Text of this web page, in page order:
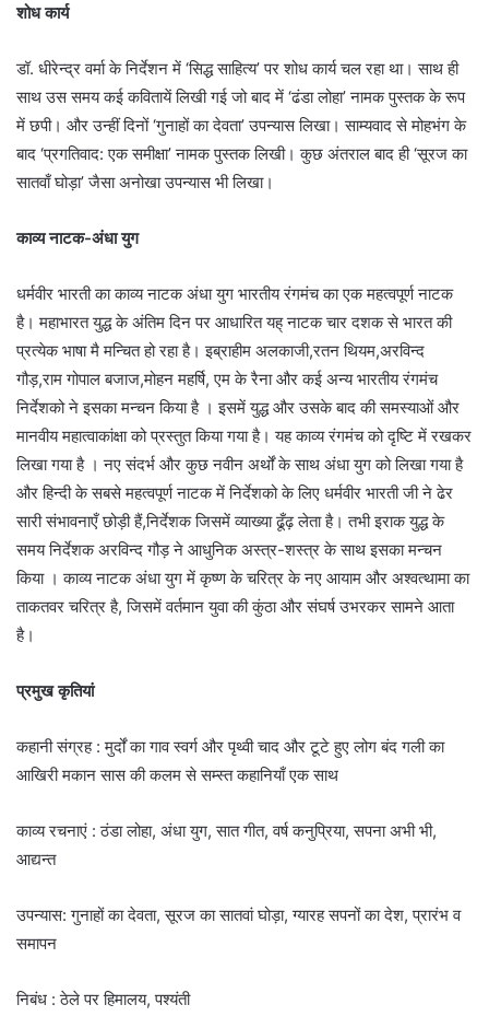
शोध कार्य
डॉ. धीरेन्द्र वर्मा के निर्देशन में ‘सिद्ध साहित्य’ पर शोध कार्य चल रहा था। साथ ही
साथ उस समय कई कवितायें लिखी गई जो बाद में ‘ढंडा लोहा’ नामक पुस्तक के रूप
में छपी। और उन्हीं दिनों ‘गुनाहों का देवता’ उपन्यास लिखा। साम्यवाद से मोहभंग के
बाद ‘प्रगतिवाद: एक समीक्षा’ नामक पुस्तक लिखी। कुछ अंतराल बाद ही ‘सूरज का
सातवाँ घोड़ा’ जैसा अनोखा उपन्यास भी लिखा।
काव्य नाटक-अंधा युग
धर्मवीर भारती का काव्य नाटक अंधा युग भारतीय रंगमंच का एक महत्वपूर्ण नाटक
है। महाभारत युद्ध के अंतिम दिन पर आधारित यह् नाटक चार दशक से भारत की
प्रत्येक भाषा मै मन्चित हो रहा है। इब्राहीम अलकाजी,रतन थियम,अरविन्द
गौड़,राम गोपाल बजाज,मोहन महर्षि, एम के रैना और कई अन्य भारतीय रंगमंच
निर्देशको ने इसका मन्चन किया है । इसमें युद्ध और उसके बाद की समस्याओं और
मानवीय महात्वाकांक्षा को प्रस्तुत किया गया है। यह काव्य रंगमंच को दृष्टि में रखकर
लिखा गया है । नए संदर्भ और कुछ नवीन अर्थों के साथ अंधा युग को लिखा गया है
और हिन्दी के सबसे महत्वपूर्ण नाटक में निर्देशको के लिए धर्मवीर भारती जी ने ढेर
सारी संभावनाएँ छोड़ी हैं,निर्देशक जिसमें व्याख्या ढूँढ़ लेता है। तभी इराक युद्ध के
समय निर्देशक अरविन्द गौड़ ने आधुनिक अस्त्र-शस्त्र के साथ इसका मन्चन
किया । काव्य नाटक अंधा युग में कृष्ण के चरित्र के नए आयाम और अश्वत्थामा का
ताकतवर चरित्र है, जिसमें वर्तमान युवा की कुंठा और संघर्ष उभरकर सामने आता
है।
प्रमुख कृतियां
कहानी संग्रह : मुर्दों का गाव स्वर्ग और पृथ्वी चाद और टूटे हुए लोग बंद गली का
आखिरी मकान सास की कलम से सम्स्त कहानियाँ एक साथ
काव्य रचनाएं : ठंडा लोहा, अंधा युग, सात गीत, वर्ष कनुप्रिया, सपना अभी भी,
आद्यन्त
उपन्यास: गुनाहों का देवता, सूरज का सातवां घोड़ा, ग्यारह सपनों का देश, प्रारंभ व
समापन
निबंध : ठेले पर हिमालय, पश्यंती